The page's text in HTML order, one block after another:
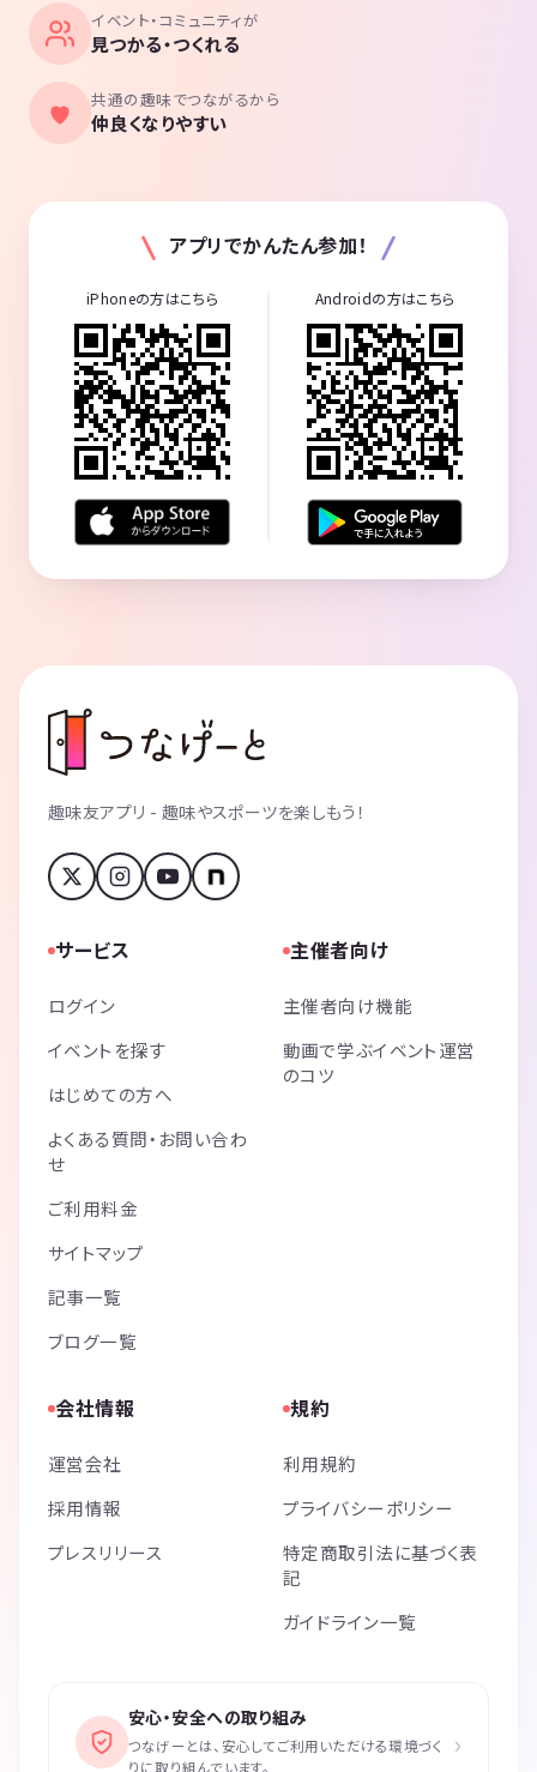
イベント・コミュニティが
見つかる・つくれる
共通の趣味でつながるから
仲良くなりやすい
アプリでかんたん参加！
iPhoneの方はこちら Androidの方はこちら
趣味友アプリ - 趣味やスポーツを楽しもう！
サービス
ログイン
イベントを探す
はじめての方へ
よくある質問・お問い合わ
せ
ご利用料金
サイトマップ
記事一覧
ブログ一覧
主催者向け
主催者向け機能
動画で学ぶイベント運営
のコツ
会社情報
運営会社
採用情報
プレスリリース
規約
利用規約
プライバシーポリシー
特定商取引法に基づく表
記
ガイドライン一覧
安心・安全への取り組み
つなげーとは、安心してご利用いただける環境づく
りに取り組んでいます。
›